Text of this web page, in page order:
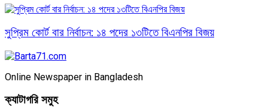
সুপ্রিম কোর্ট বার নির্বাচন: ১৪ পদের ১৩টিতে বিএনপির বিজয়
Online Newspaper in Bangladesh
ক্যাটাগরি সমুহ